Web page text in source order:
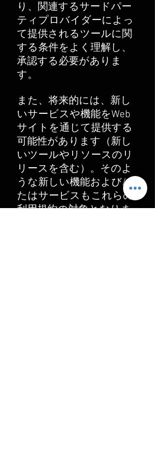
り、関連するサードパー
ティプロバイダーによっ
て提供されるツールに関
する条件をよく理解し、
承認する必要がありま
す。
また、将来的には、新し
いサービスや機能をWeb
サイトを通じて提供する
可能性があります（新し
いツールやリソースのリ
リースを含む）。そのよ
うな新しい機能および/ま
たはサービスもこれらの
利用規約の対象となりま